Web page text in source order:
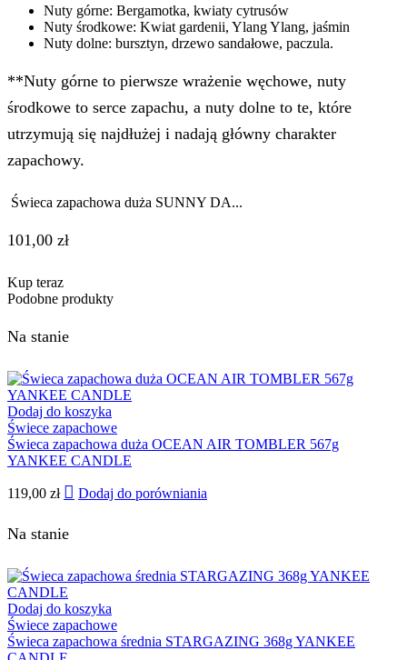
Nuty górne: Bergamotka, kwiaty cytrusów
Nuty środkowe: Kwiat gardenii, Ylang Ylang, jaśmin
Nuty dolne: bursztyn, drzewo sandałowe, paczula.
**Nuty górne to pierwsze wrażenie węchowe, nuty
środkowe to serce zapachu, a nuty dolne to te, które
utrzymują się najdłużej i nadają główny charakter
zapachowy.
Świeca zapachowa duża SUNNY DA...
101,00 zł
Kup teraz
Podobne produkty
Na stanie
Dodaj do koszyka
Świece zapachowe
Świeca zapachowa duża OCEAN AIR TOMBLER 567g
YANKEE CANDLE
119,00 zł Dodaj do porówniania
Na stanie
Dodaj do koszyka
Świece zapachowe
Świeca zapachowa średnia STARGAZING 368g YANKEE